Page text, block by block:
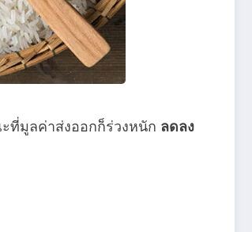
ที่มูลค่าส่งออกก็ร่วงหนัก ลดลง